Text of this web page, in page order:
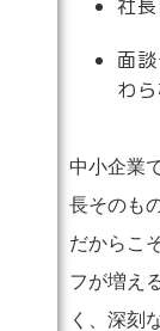
社
面
わ
中小企業
長そのもの
だからこ
フが増え
く、深刻